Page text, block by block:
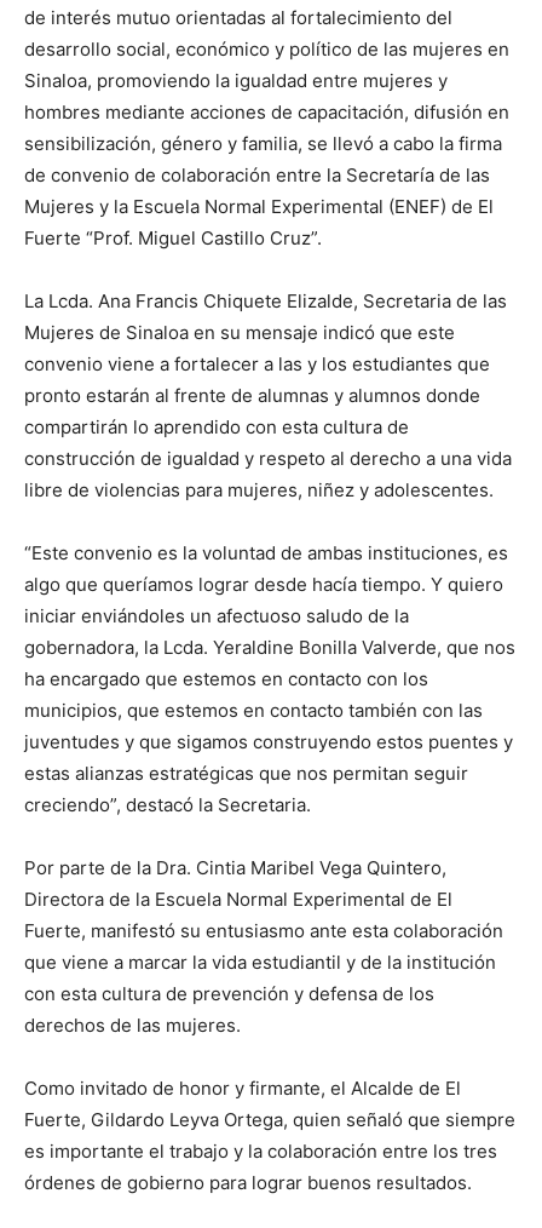
de interés mutuo orientadas al fortalecimiento del
desarrollo social, económico y político de las mujeres en
Sinaloa, promoviendo la igualdad entre mujeres y
hombres mediante acciones de capacitación, difusión en
sensibilización, género y familia, se llevó a cabo la firma
de convenio de colaboración entre la Secretaría de las
Mujeres y la Escuela Normal Experimental (ENEF) de El
Fuerte “Prof. Miguel Castillo Cruz”.
La Lcda. Ana Francis Chiquete Elizalde, Secretaria de las
Mujeres de Sinaloa en su mensaje indicó que este
convenio viene a fortalecer a las y los estudiantes que
pronto estarán al frente de alumnas y alumnos donde
compartirán lo aprendido con esta cultura de
construcción de igualdad y respeto al derecho a una vida
libre de violencias para mujeres, niñez y adolescentes.
“Este convenio es la voluntad de ambas instituciones, es
algo que queríamos lograr desde hacía tiempo. Y quiero
iniciar enviándoles un afectuoso saludo de la
gobernadora, la Lcda. Yeraldine Bonilla Valverde, que nos
ha encargado que estemos en contacto con los
municipios, que estemos en contacto también con las
juventudes y que sigamos construyendo estos puentes y
estas alianzas estratégicas que nos permitan seguir
creciendo”, destacó la Secretaria.
Por parte de la Dra. Cintia Maribel Vega Quintero,
Directora de la Escuela Normal Experimental de El
Fuerte, manifestó su entusiasmo ante esta colaboración
que viene a marcar la vida estudiantil y de la institución
con esta cultura de prevención y defensa de los
derechos de las mujeres.
Como invitado de honor y firmante, el Alcalde de El
Fuerte, Gildardo Leyva Ortega, quien señaló que siempre
es importante el trabajo y la colaboración entre los tres
órdenes de gobierno para lograr buenos resultados.